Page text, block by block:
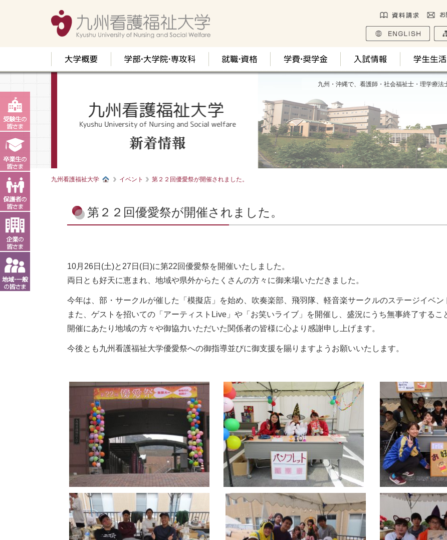
九州・沖縄で、看護師・社会福祉士・理学療
九州看護福祉大学 イベント 第２２回優愛祭が開催されました。
第２２回優愛祭が開催されました。
10月26日(土)と27日(日)に第22回優愛祭を開催いたしました。
両日とも好天に恵まれ、地域や県外からたくさんの方々に御来場いただきました。
今年は、部・サークルが催した「模擬店」を始め、吹奏楽部、飛羽隊、軽音楽サークルのステージイベン
また、ゲストを招いての「アーティストLive」や「お笑いライブ」を開催し、盛況にうち無事終了するこ
開催にあたり地域の方々や御協力いただいた関係者の皆様に心より感謝申し上げます。
今後とも九州看護福祉大学優愛祭への御指導並びに御支援を賜りますようお願いいたします。
九州看護福祉大学 優